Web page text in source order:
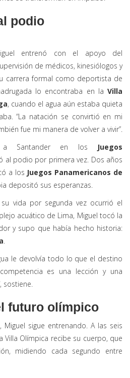
podio
entrenó con el apoyo del
de médicos, kinesiólogos y
carrera formal como deportista de
lo encontraba en la Villa
, cuando el agua aún estaba quieta
“La natación se convirtió en mi
fue mi manera de volver a vivir”.
a Santander en los
Juegos
al podio por primera vez. Dos años
a los Juegos Panamericanos de
depositó sus esperanzas.
vida por segunda vez ocurrió el
acuático de Lima, Miguel tocó la
y supo que había hecho historia:
.
le devolvía todo lo que el destino
es una lección y una
sostiene.
futuro olímpico
, Miguel sigue entrenando. A las seis
Villa Olímpica recibe su cuerpo, que
midiendo cada segundo entre